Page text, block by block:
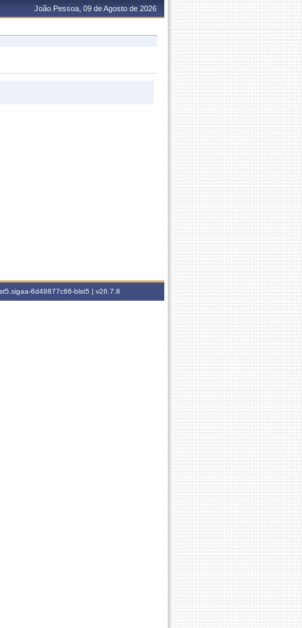
João Pessoa, 09 de Agosto de 2026
6d48877c66-blst5 | v26.7.8